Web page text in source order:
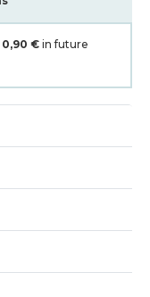
0,90 € in future